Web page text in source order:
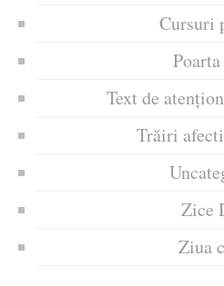
Cursuri
Text de
Trăiri
Zice
Ziua